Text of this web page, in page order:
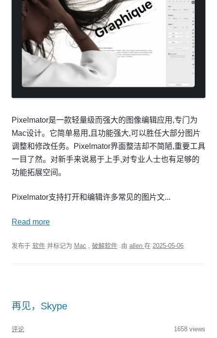
Pixelmator是一款轻量级而强大的图像编辑应用,专门为
Mac设计。它简单易用,且功能强大,可以胜任大部分图片
调整和修改任务。Pixelmator界面整洁却不简陋,重要工具
一目了然。对新手来说易于上手,对专业人士也有足够的
功能拓展空间。
Pixelmator支持打开和编辑许多常见的图片文...
Read more
发布于 软件 并标记为 Mac 破解软件 .由 allen 在 2025-05-06
再见，Skype
评论 1658 views